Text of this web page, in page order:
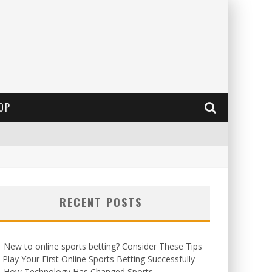
RECENT POSTS
New to online sports betting? Consider These Tips
Your First Online Sports Betting Successfully